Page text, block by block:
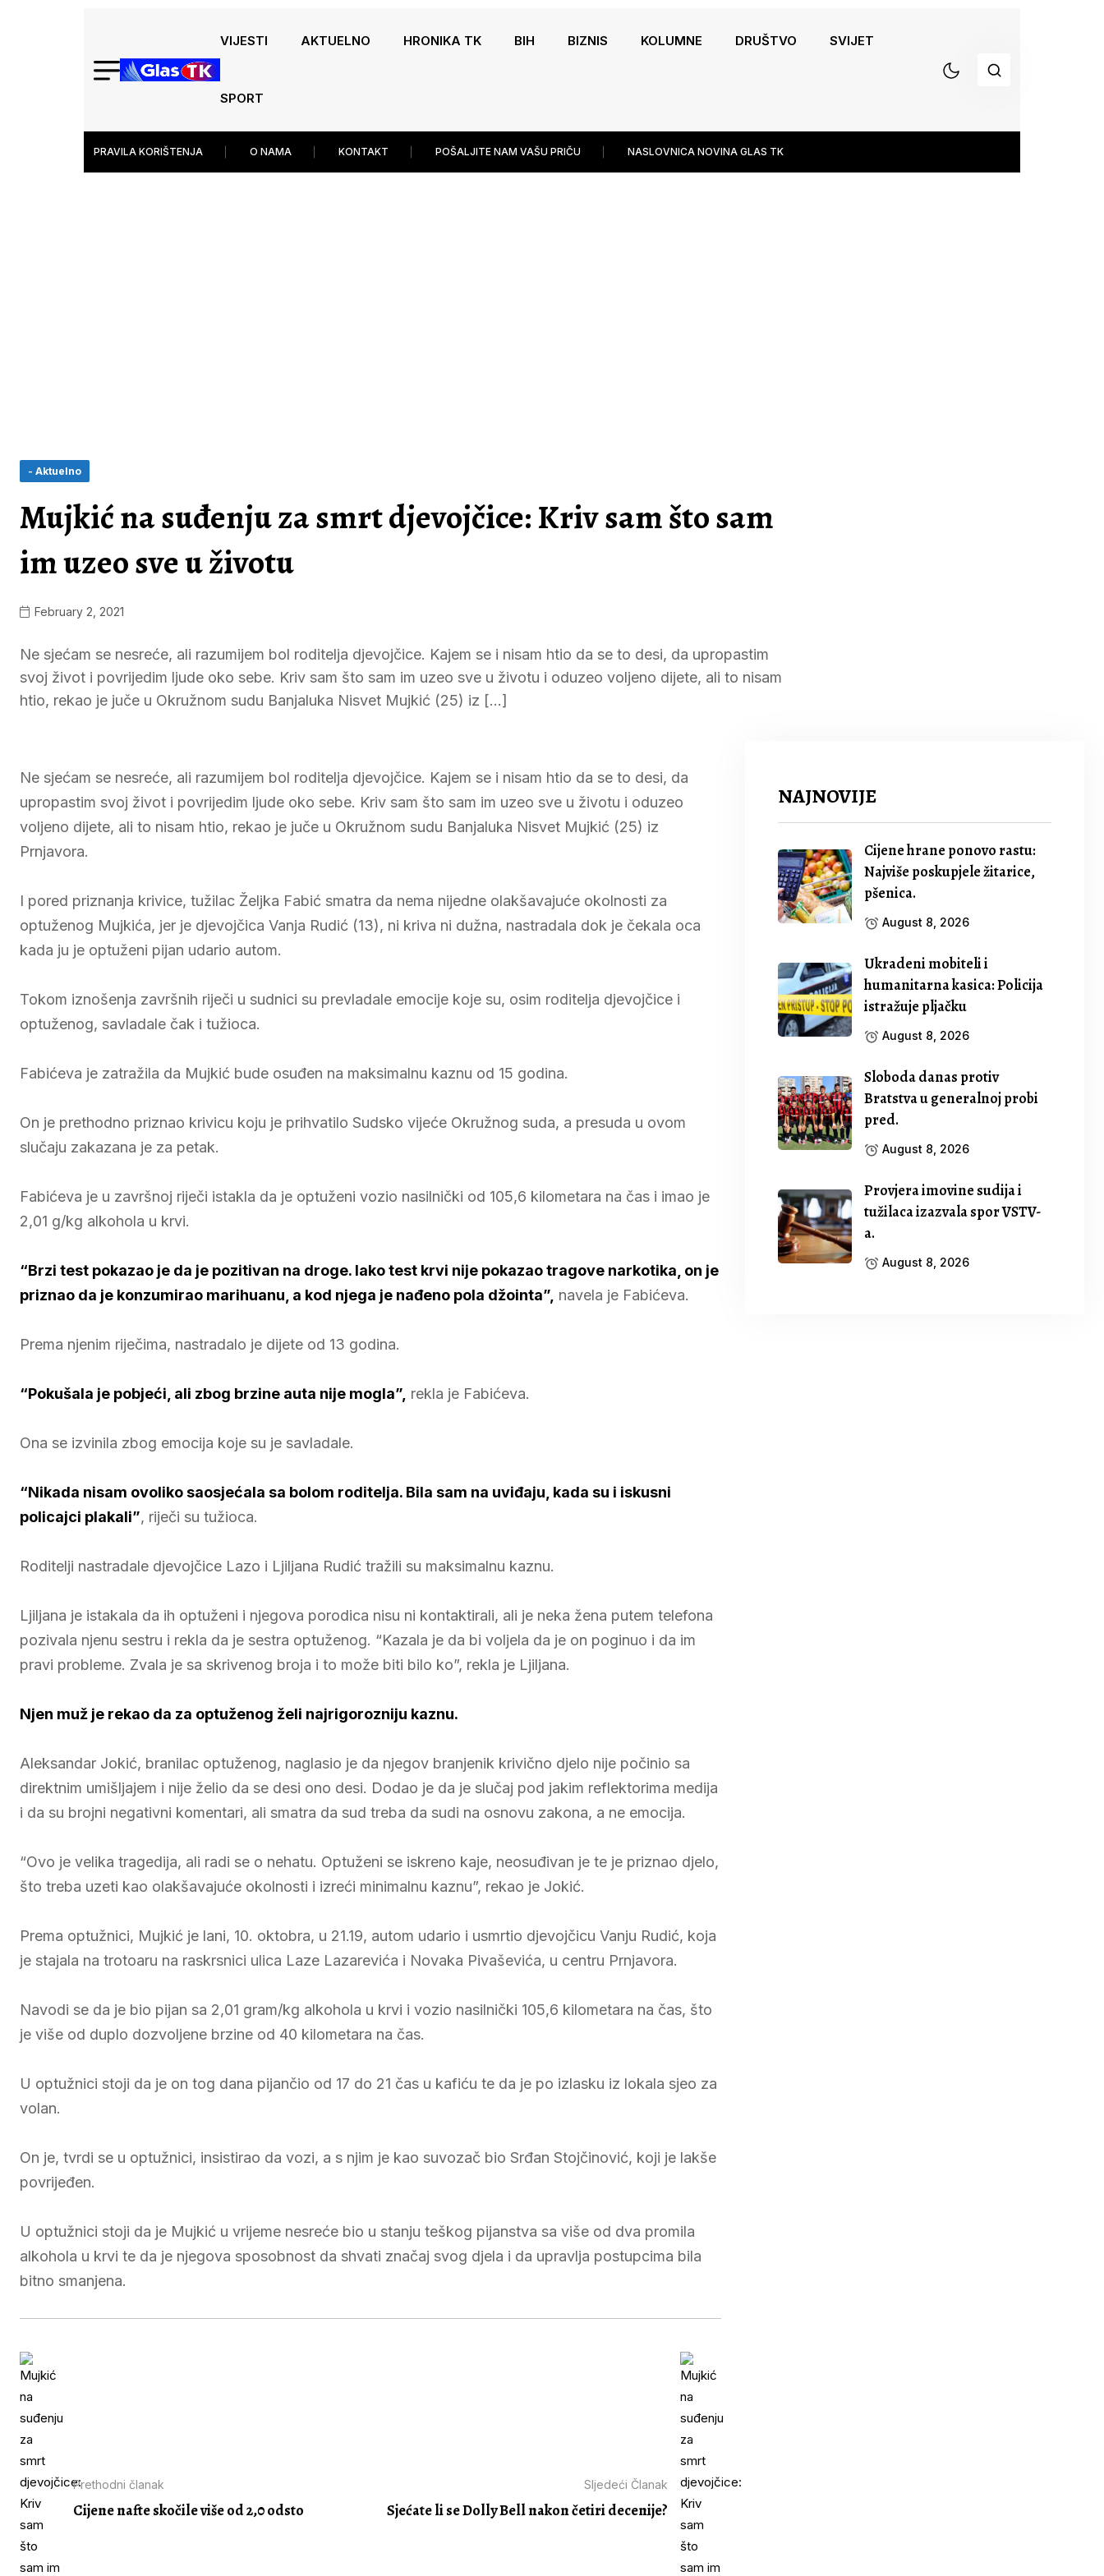
VIJESTI AKTUELNO HRONIKA TK BIH BIZNIS KOLUMNE DRUŠTVO SVIJET
SPORT
PRAVILA KORIŠTENJA O NAMA KONTAKT POŠALJITE NAM VAŠU PRIČU NASLOVNICA NOVINA GLAS TK
- Aktuelno
Mujkić na suđenju za smrt djevojčice: Kriv sam što sam
im uzeo sve u životu
February 2, 2021
Ne sjećam se nesreće, ali razumijem bol roditelja djevojčice. Kajem se i nisam htio da se to desi, da upropastim
svoj život i povrijedim ljude oko sebe. Kriv sam što sam im uzeo sve u životu i oduzeo voljeno dijete, ali to nisam
htio, rekao je juče u Okružnom sudu Banjaluka Nisvet Mujkić (25) iz […]
Ne sjećam se nesreće, ali razumijem bol roditelja djevojčice. Kajem se i nisam htio da se to desi, da
upropastim svoj život i povrijedim ljude oko sebe. Kriv sam što sam im uzeo sve u životu i oduzeo
voljeno dijete, ali to nisam htio, rekao je juče u Okružnom sudu Banjaluka Nisvet Mujkić (25) iz
Prnjavora.
I pored priznanja krivice, tužilac Željka Fabić smatra da nema nijedne olakšavajuće okolnosti za
optuženog Mujkića, jer je djevojčica Vanja Rudić (13), ni kriva ni dužna, nastradala dok je čekala oca
kada ju je optuženi pijan udario autom.
Tokom iznošenja završnih riječi u sudnici su prevladale emocije koje su, osim roditelja djevojčice i
optuženog, savladale čak i tužioca.
Fabićeva je zatražila da Mujkić bude osuđen na maksimalnu kaznu od 15 godina.
On je prethodno priznao krivicu koju je prihvatilo Sudsko vijeće Okružnog suda, a presuda u ovom
slučaju zakazana je za petak.
Fabićeva je u završnoj riječi istakla da je optuženi vozio nasilnički od 105,6 kilometara na čas i imao je
2,01 g/kg alkohola u krvi.
“Brzi test pokazao je da je pozitivan na droge. Iako test krvi nije pokazao tragove narkotika, on je
priznao da je konzumirao marihuanu, a kod njega je nađeno pola džointa”, navela je Fabićeva.
Prema njenim riječima, nastradalo je dijete od 13 godina.
“Pokušala je pobjeći, ali zbog brzine auta nije mogla”, rekla je Fabićeva.
Ona se izvinila zbog emocija koje su je savladale.
“Nikada nisam ovoliko saosjećala sa bolom roditelja. Bila sam na uviđaju, kada su i iskusni
policajci plakali”, riječi su tužioca.
Roditelji nastradale djevojčice Lazo i Ljiljana Rudić tražili su maksimalnu kaznu.
Ljiljana je istakala da ih optuženi i njegova porodica nisu ni kontaktirali, ali je neka žena putem telefona
pozivala njenu sestru i rekla da je sestra optuženog. “Kazala je da bi voljela da je on poginuo i da im
pravi probleme. Zvala je sa skrivenog broja i to može biti bilo ko”, rekla je Ljiljana.
Njen muž je rekao da za optuženog želi najrigorozniju kaznu.
Aleksandar Jokić, branilac optuženog, naglasio je da njegov branjenik krivično djelo nije počinio sa
direktnim umišljajem i nije želio da se desi ono desi. Dodao je da je slučaj pod jakim reflektorima medija
i da su brojni negativni komentari, ali smatra da sud treba da sudi na osnovu zakona, a ne emocija.
“Ovo je velika tragedija, ali radi se o nehatu. Optuženi se iskreno kaje, neosuđivan je te je priznao djelo,
što treba uzeti kao olakšavajuće okolnosti i izreći minimalnu kaznu”, rekao je Jokić.
Prema optužnici, Mujkić je lani, 10. oktobra, u 21.19, autom udario i usmrtio djevojčicu Vanju Rudić, koja
je stajala na trotoaru na raskrsnici ulica Laze Lazarevića i Novaka Pivaševića, u centru Prnjavora.
Navodi se da je bio pijan sa 2,01 gram/kg alkohola u krvi i vozio nasilnički 105,6 kilometara na čas, što
je više od duplo dozvoljene brzine od 40 kilometara na čas.
U optužnici stoji da je on tog dana pijančio od 17 do 21 čas u kafiću te da je po izlasku iz lokala sjeo za
volan.
On je, tvrdi se u optužnici, insistirao da vozi, a s njim je kao suvozač bio Srđan Stojčinović, koji je lakše
povrijeđen.
U optužnici stoji da je Mujkić u vrijeme nesreće bio u stanju teškog pijanstva sa više od dva promila
alkohola u krvi te da je njegova sposobnost da shvati značaj svog djela i da upravlja postupcima bila
bitno smanjena.
Prethodni članak
Cijene nafte skočile više od 2,0 odsto
Sljedeći Članak
Sjećate li se Dolly Bell nakon četiri decenije?
NAJNOVIJE
Cijene hrane ponovo rastu:
Najviše poskupjele žitarice,
pšenica.
August 8, 2026
Ukradeni mobiteli i
humanitarna kasica: Policija
istražuje pljačku
August 8, 2026
Sloboda danas protiv
Bratstva u generalnoj probi
pred.
August 8, 2026
Provjera imovine sudija i
tužilaca izazvala spor VSTV-
a.
August 8, 2026